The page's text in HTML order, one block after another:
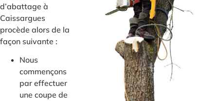
d’abattage à
Caissargues
procède alors de la
façon suivante :
Nous
commençons
par effectuer
une coupe de